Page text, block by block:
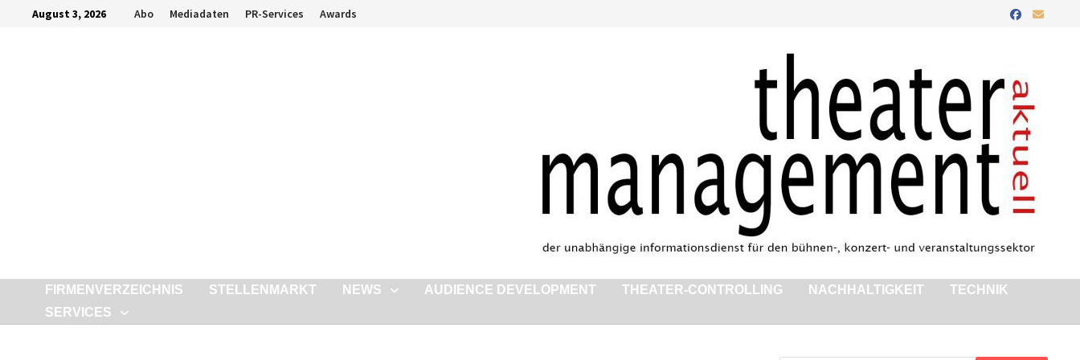
ZurückAugust 3, 2026 Abo Mediadaten PR-Services Awards
FIRMENVERZEICHNIS STELLENMARKT NEWS AUDIENCE DEVELOPMENT THEATER-CONTROLLING NACHHALTIGKEIT
TECHNIK
SERVICES